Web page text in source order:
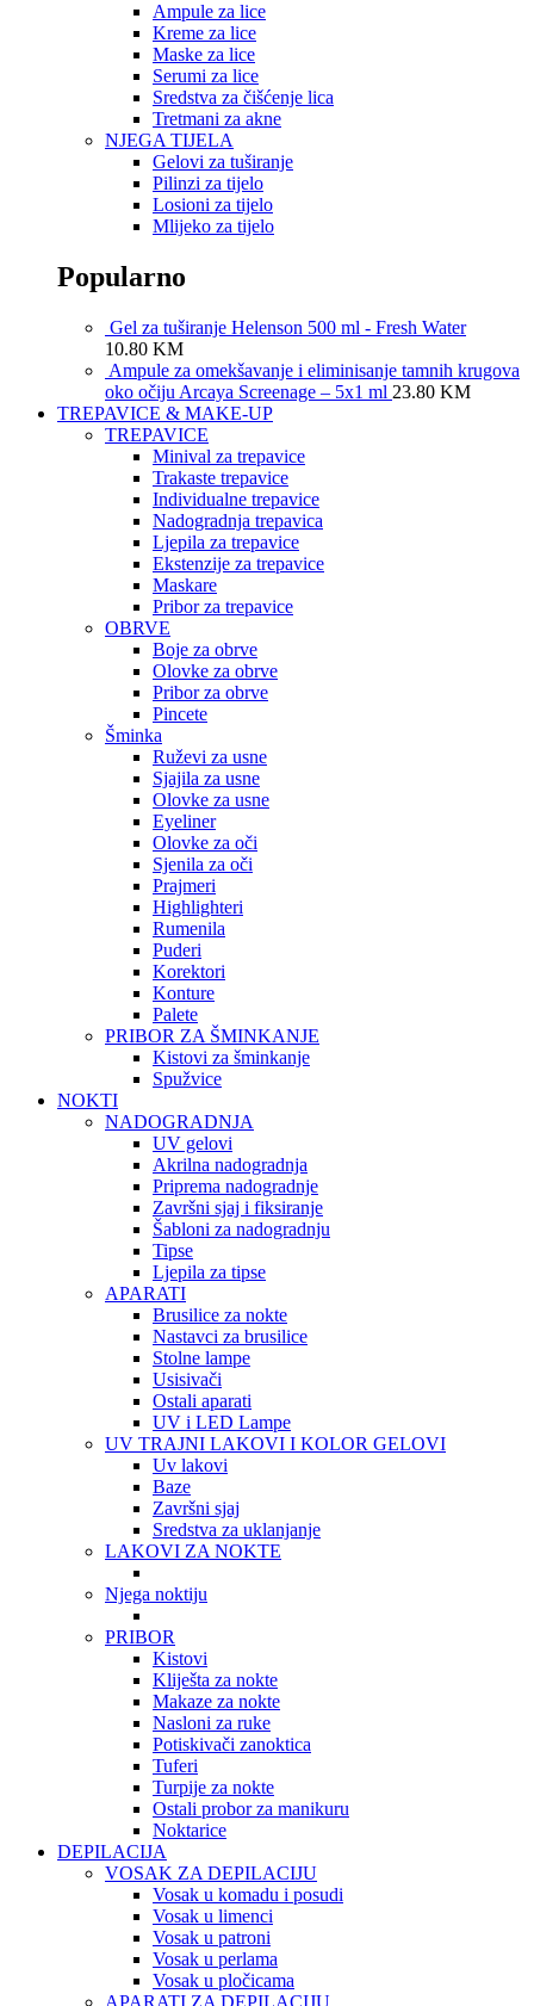
Ampule za lice
Kreme za lice
Maske za lice
Serumi za lice
Sredstva za čišćenje lica
Tretmani za akne
NJEGA TIJELA
Gelovi za tuširanje
Pilinzi za tijelo
Losioni za tijelo
Mlijeko za tijelo
Popularno
Gel za tuširanje Helenson 500 ml - Fresh Water
10.80 KM
Ampule za omekšavanje i eliminisanje tamnih krugova
oko očiju Arcaya Screenage – 5x1 ml 23.80 KM
TREPAVICE & MAKE-UP
TREPAVICE
Minival za trepavice
Trakaste trepavice
Individualne trepavice
Nadogradnja trepavica
Ljepila za trepavice
Ekstenzije za trepavice
Maskare
Pribor za trepavice
OBRVE
Boje za obrve
Olovke za obrve
Pribor za obrve
Pincete
Šminka
Ruževi za usne
Sjajila za usne
Olovke za usne
Eyeliner
Olovke za oči
Sjenila za oči
Prajmeri
Highlighteri
Rumenila
Puderi
Korektori
Konture
Palete
PRIBOR ZA ŠMINKANJE
Kistovi za šminkanje
Spužvice
NOKTI
NADOGRADNJA
UV gelovi
Akrilna nadogradnja
Priprema nadogradnje
Završni sjaj i fiksiranje
Šabloni za nadogradnju
Tipse
Ljepila za tipse
APARATI
Brusilice za nokte
Nastavci za brusilice
Stolne lampe
Usisivači
Ostali aparati
UV i LED Lampe
UV TRAJNI LAKOVI I KOLOR GELOVI
Uv lakovi
Baze
Završni sjaj
Sredstva za uklanjanje
LAKOVI ZA NOKTE
Njega noktiju
PRIBOR
Kistovi
Kliješta za nokte
Makaze za nokte
Nasloni za ruke
Potiskivači zanoktica
Tuferi
Turpije za nokte
Ostali probor za manikuru
Noktarice
DEPILACIJA
VOSAK ZA DEPILACIJU
Vosak u komadu i posudi
Vosak u limenci
Vosak u patroni
Vosak u perlama
Vosak u pločicama
APARATI ZA DEPILACIJU